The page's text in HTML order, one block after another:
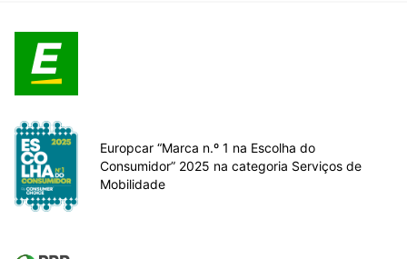
Europcar “Marca n.º 1 na Escolha do
Consumidor” 2025 na categoria Serviços de
Mobilidade